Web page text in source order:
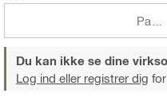
Du kan ikke se dine
Log ind eller registrer dig